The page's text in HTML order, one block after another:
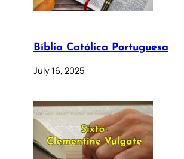
Bíblia Católica Portuguesa
July 16, 2025